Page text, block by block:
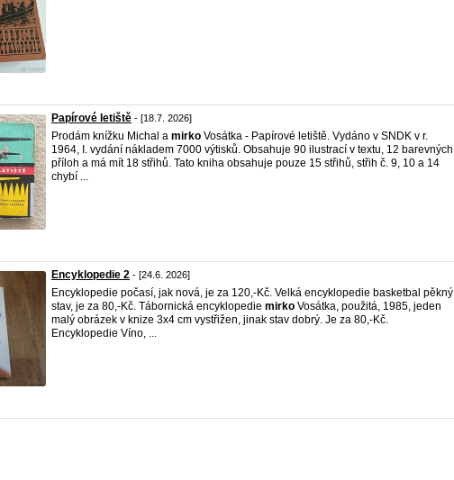
Papírové letiště - [18.7. 2026]
Prodám knížku Michal a mirko Vosátka - Papírové letiště. Vydáno v SNDK v r.
1964, I. vydání nákladem 7000 výtisků. Obsahuje 90 ilustrací v textu, 12 barevných
příloh a má mít 18 střihů. Tato kniha obsahuje pouze 15 střihů, střih č. 9, 10 a 14
chybí ...
Encyklopedie 2 - [24.6. 2026]
Encyklopedie počasí, jak nová, je za 120,-Kč. Velká encyklopedie basketbal pěkný
stav, je za 80,-Kč. Tábornická encyklopedie mirko Vosátka, použitá, 1985, jeden
malý obrázek v knize 3x4 cm vystřižen, jinak stav dobrý. Je za 80,-Kč.
Encyklopedie Víno, ...